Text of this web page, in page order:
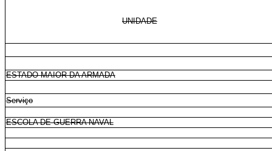
UNIDADE
ESTADO-MAIOR DA ARMADA
Serviço
ESCOLA DE GUERRA NAVAL